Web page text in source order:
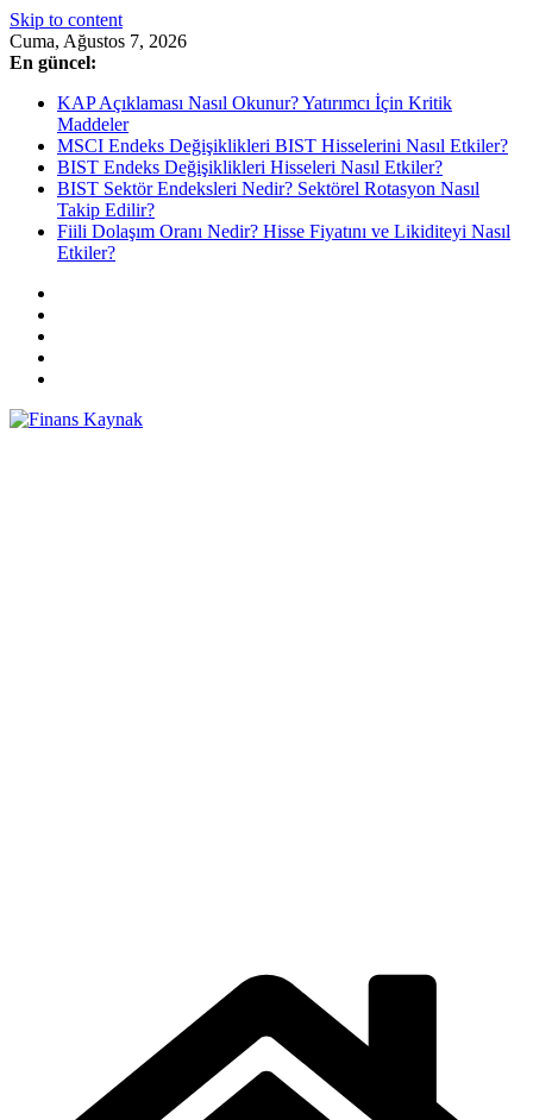
Skip to content
Cuma, Ağustos 7, 2026
En güncel:
KAP Açıklaması Nasıl Okunur? Yatırımcı İçin Kritik
Maddeler
MSCI Endeks Değişiklikleri BIST Hisselerini Nasıl Etkiler?
BIST Endeks Değişiklikleri Hisseleri Nasıl Etkiler?
BIST Sektör Endeksleri Nedir? Sektörel Rotasyon Nasıl
Takip Edilir?
Fiili Dolaşım Oranı Nedir? Hisse Fiyatını ve Likiditeyi Nasıl
Etkiler?